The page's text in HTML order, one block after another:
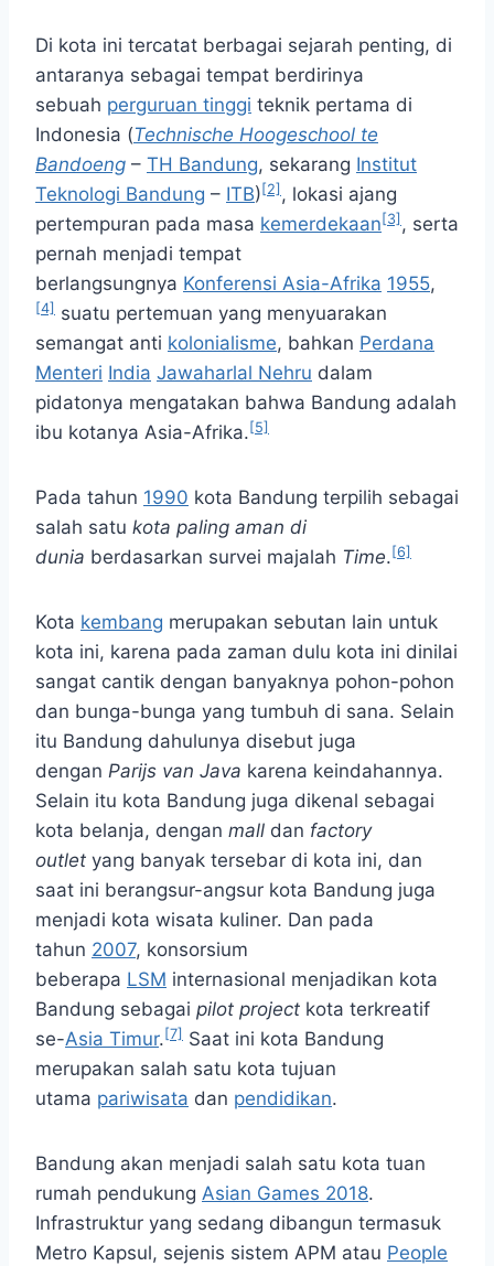
Di kota ini tercatat berbagai sejarah penting, di
antaranya sebagai tempat berdirinya
sebuah perguruan tinggi teknik pertama di
Indonesia (Technische Hoogeschool te
Bandoeng – TH Bandung, sekarang Institut
Teknologi Bandung – ITB)[2] , lokasi ajang
pertempuran pada masa kemerdekaan[3] , serta
pernah menjadi tempat
berlangsungnya Konferensi Asia-Afrika 1955,
[4] suatu pertemuan yang menyuarakan
semangat anti kolonialisme, bahkan Perdana
Menteri India Jawaharlal Nehru dalam
pidatonya mengatakan bahwa Bandung adalah
ibu kotanya Asia-Afrika.[5]
Pada tahun 1990 kota Bandung terpilih sebagai
salah satu kota paling aman di
dunia berdasarkan survei majalah Time.[6]
Kota kembang merupakan sebutan lain untuk
kota ini, karena pada zaman dulu kota ini dinilai
sangat cantik dengan banyaknya pohon-pohon
dan bunga-bunga yang tumbuh di sana. Selain
itu Bandung dahulunya disebut juga
dengan Parijs van Java karena keindahannya.
Selain itu kota Bandung juga dikenal sebagai
kota belanja, dengan mall dan factory
outlet yang banyak tersebar di kota ini, dan
saat ini berangsur-angsur kota Bandung juga
menjadi kota wisata kuliner. Dan pada
tahun 2007, konsorsium
beberapa LSM internasional menjadikan kota
Bandung sebagai pilot project kota terkreatif
se-Asia Timur.[7] Saat ini kota Bandung
merupakan salah satu kota tujuan
utama pariwisata dan pendidikan.
Bandung akan menjadi salah satu kota tuan
rumah pendukung Asian Games 2018.
Infrastruktur yang sedang dibangun termasuk
Metro Kapsul, sejenis sistem APM atau People